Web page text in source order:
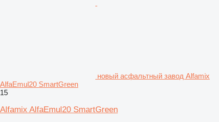
новый асфальтный завод Alfamix
AlfaEmul20 SmartGreen
15
Alfamix AlfaEmul20 SmartGreen